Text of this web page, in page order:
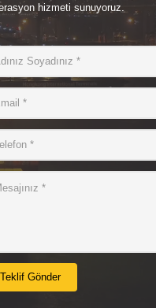
hizmeti sunuyoruz.
Teklif Gönder